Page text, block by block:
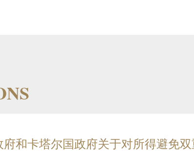
和卡塔尔国政府关于对所得避免